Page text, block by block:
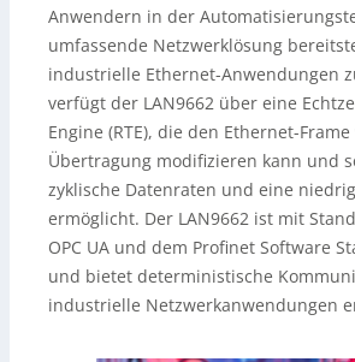
Anwendern in der
umfassende Netzwerklösung
industrielle Ethernet-Anwendungen
verfügt der LAN9662 über eine
Engine (RTE), die den Ethernet-
Übertragung modifizieren kann und
zyklische Datenraten und eine
ermöglicht. Der LAN9662 ist mit
OPC UA und dem Profinet Software
und bietet deterministische
industrielle Netzwerkanwendungen